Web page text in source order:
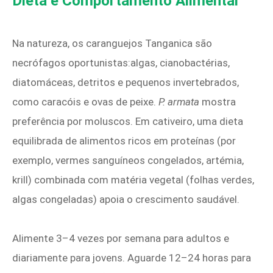
Na natureza, os caranguejos Tanganica são
necrófagos oportunistas:algas, cianobactérias,
diatomáceas, detritos e pequenos invertebrados,
como caracóis e ovas de peixe. P. armata mostra
preferência por moluscos. Em cativeiro, uma dieta
equilibrada de alimentos ricos em proteínas (por
exemplo, vermes sanguíneos congelados, artémia,
krill) combinada com matéria vegetal (folhas verdes,
algas congeladas) apoia o crescimento saudável.
Alimente 3–4 vezes por semana para adultos e
diariamente para jovens. Aguarde 12–24 horas para